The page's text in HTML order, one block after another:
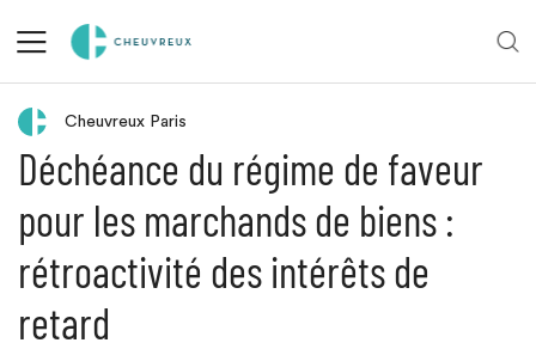
Retour aux actualités
Cheuvreux Paris
Déchéance du régime de faveur
pour les marchands de biens :
rétroactivité des intérêts de
retard